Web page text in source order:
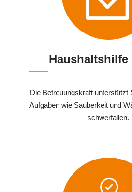
Haushaltshilfe
Die Betreuungskraft unterstützt
Aufgaben wie Sauberkeit und
schwerfallen.